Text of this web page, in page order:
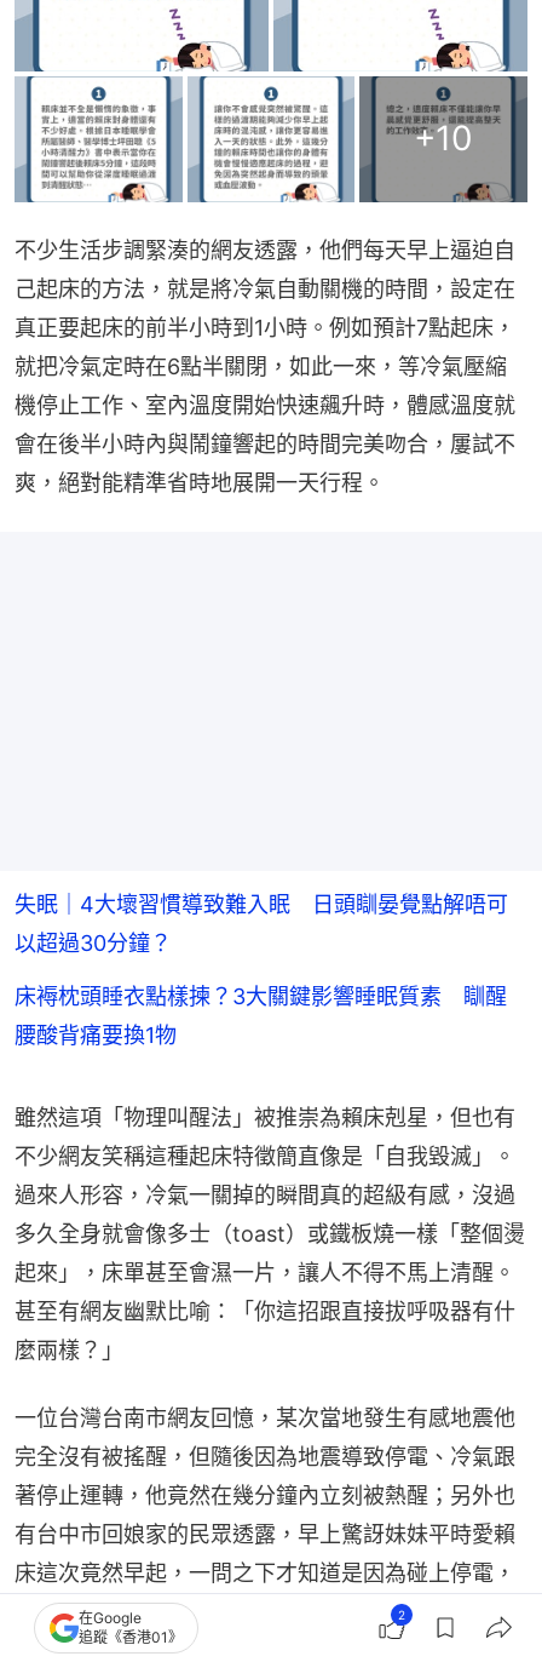
+10
不少生活步調緊湊的網友透露，他們每天早上逼迫自
己起床的方法，就是將冷氣自動關機的時間，設定在
真正要起床的前半小時到1小時。例如預計7點起床，
就把冷氣定時在6點半關閉，如此一來，等冷氣壓縮
機停止工作、室內溫度開始快速飆升時，體感溫度就
會在後半小時內與鬧鐘響起的時間完美吻合，屢試不
爽，絕對能精準省時地展開一天行程。
失眠｜4大壞習慣導致難入眠 日頭瞓晏覺點解唔可
以超過30分鐘？
床褥枕頭睡衣點樣揀？3大關鍵影響睡眠質素 瞓醒
腰酸背痛要換1物
雖然這項「物理叫醒法」被推崇為賴床剋星，但也有
不少網友笑稱這種起床特徵簡直像是「自我毀滅」。
過來人形容，冷氣一關掉的瞬間真的超級有感，沒過
多久全身就會像多士（toast）或鐵板燒一樣「整個燙
起來」，床單甚至會濕一片，讓人不得不馬上清醒。
甚至有網友幽默比喻：「你這招跟直接拔呼吸器有什
麼兩樣？」
一位台灣台南市網友回憶，某次當地發生有感地震他
完全沒有被搖醒，但隨後因為地震導致停電、冷氣跟
著停止運轉，他竟然在幾分鐘內立刻被熱醒；另外也
有台中市回娘家的民眾透露，早上驚訝妹妹平時愛賴
床這次竟然早起，一問之下才知道是因為碰上停電，
直接被33度的室內高溫「熱到爆氣」逼迫起床。
在Google
追蹤《香港01》
2